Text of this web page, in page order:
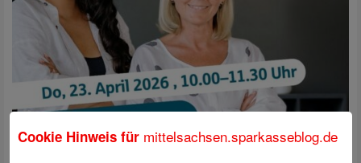
Cookie Hinweis für mittelsachsen.sparkasseblog.de